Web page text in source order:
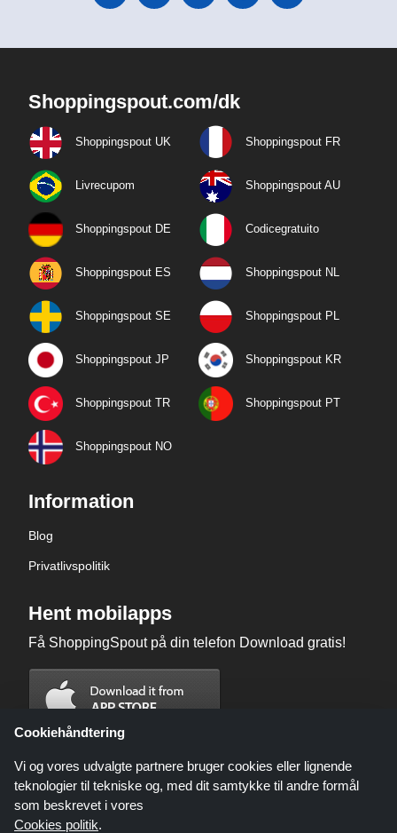
Shoppingspout.com/dk
Shoppingspout UK Shoppingspout FR
Livrecupom Shoppingspout AU
Shoppingspout DE Codicegratuito
Shoppingspout ES Shoppingspout NL
Shoppingspout SE Shoppingspout PL
Shoppingspout JP Shoppingspout KR
Shoppingspout TR Shoppingspout PT
Shoppingspout NO
Information
Blog
Privatlivspolitik
Hent mobilapps
Få ShoppingSpout på din telefon Download gratis!
Cookiehåndtering
Vi og vores udvalgte partnere bruger cookies eller lignende
teknologier til tekniske og, med dit samtykke til andre formål
som beskrevet i vores
Cookies politik.